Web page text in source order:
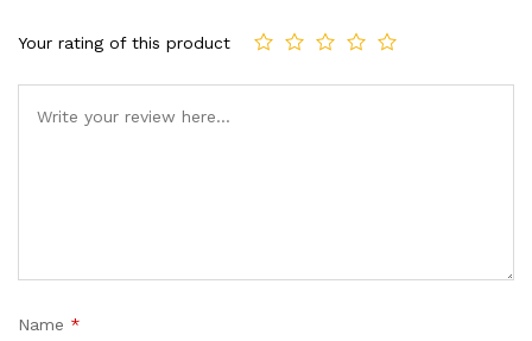
Your rating of this product
Name *